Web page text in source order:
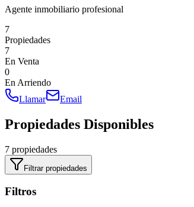
Agente inmobiliario profesional
7
Propiedades
7
En Venta
0
En Arriendo
Llamar
Email
Propiedades Disponibles
7 propiedades
Filtrar propiedades
Filtros